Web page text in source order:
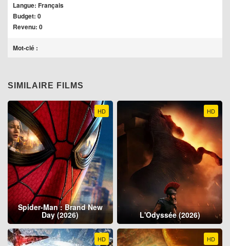
Langue: Français
Budget: 0
Revenu: 0
Mot-clé :
SIMILAIRE FILMS
HD
Spider-Man : Brand New
Day (2026)
HD
L'Odyssée (2026)
HD HD